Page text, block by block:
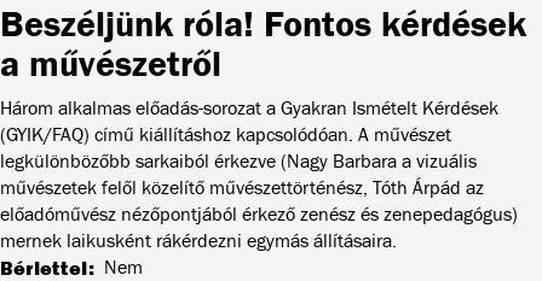
Beszéljünk róla! Fontos kérdések
a művészetről
Három alkalmas előadás-sorozat a Gyakran Ismételt Kérdések
(GYIK/FAQ) című kiállításhoz kapcsolódóan. A művészet
legkülönbözőbb sarkaiból érkezve (Nagy Barbara a vizuális
művészetek felől közelítő művészettörténész, Tóth Árpád az
előadóművész nézőpontjából érkező zenész és zenepedagógus)
mernek laikusként rákérdezni egymás állításaira.
Bérlettel Nem